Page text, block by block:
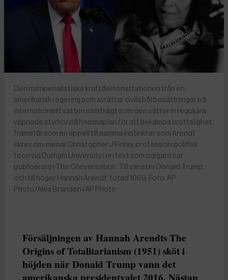
Den nyimperialistiska kraftdemonstrationen från en
amerikansk regering som avrättar civila båtbesättningar på
internationellt vatten samtidigt som den sätter in reguljära
väpnade styrkor på hemmaplan för att bekämpa brottslighet
framstår som en appell till samma instinkter som Arendt
skrev om, menar Christopher J Finlay, professor i politisk
teori vid Durham University i en text som tidigare har
publicerats i The Conversation. Till vänster Donald Trump,
och till höger Hannah Arendt, fotad 1969. Foto: AP
Photo/Alex Brandon | AP Photo
Försäljningen av Hannah Arendts The
Origins of Totalitarianism (1951) sköt i
höjden när Donald Trump vann det